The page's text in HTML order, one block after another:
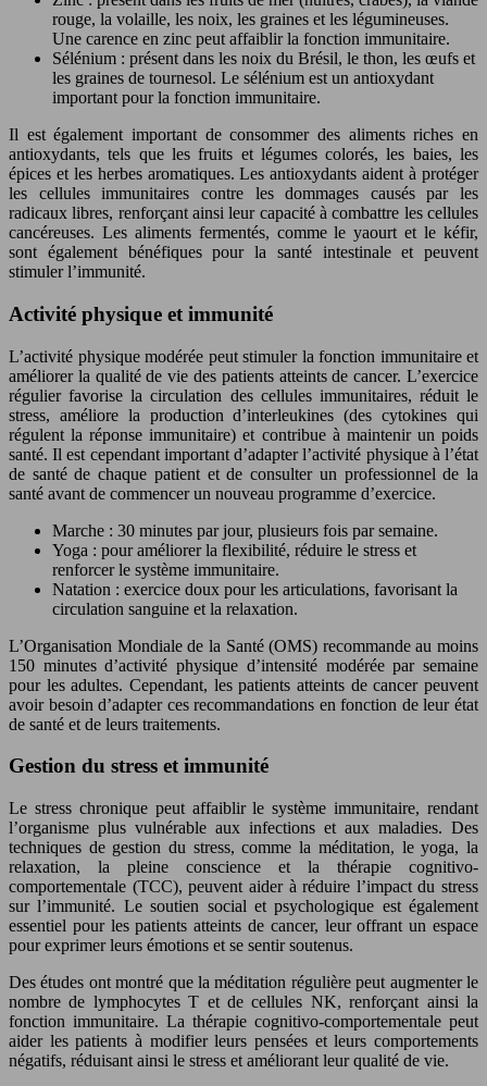
rouge, la volaille, les noix, les graines et les légumineuses.
Une carence en zinc peut affaiblir la fonction immunitaire.
Sélénium : présent dans les noix du Brésil, le thon, les œufs et
les graines de tournesol. Le sélénium est un antioxydant
important pour la fonction immunitaire.
Il est également important de consommer des aliments riches en
antioxydants, tels que les fruits et légumes colorés, les baies, les
épices et les herbes aromatiques. Les antioxydants aident à protéger
les cellules immunitaires contre les dommages causés par les
radicaux libres, renforçant ainsi leur capacité à combattre les cellules
cancéreuses. Les aliments fermentés, comme le yaourt et le kéfir,
sont également bénéfiques pour la santé intestinale et peuvent
stimuler l’immunité.
Activité physique et immunité
L’activité physique modérée peut stimuler la fonction immunitaire et
améliorer la qualité de vie des patients atteints de cancer. L’exercice
régulier favorise la circulation des cellules immunitaires, réduit le
stress, améliore la production d’interleukines (des cytokines qui
régulent la réponse immunitaire) et contribue à maintenir un poids
santé. Il est cependant important d’adapter l’activité physique à l’état
de santé de chaque patient et de consulter un professionnel de la
santé avant de commencer un nouveau programme d’exercice.
Marche : 30 minutes par jour, plusieurs fois par semaine.
Yoga : pour améliorer la flexibilité, réduire le stress et
renforcer le système immunitaire.
Natation : exercice doux pour les articulations, favorisant la
circulation sanguine et la relaxation.
L’Organisation Mondiale de la Santé (OMS) recommande au moins
150 minutes d’activité physique d’intensité modérée par semaine
pour les adultes. Cependant, les patients atteints de cancer peuvent
avoir besoin d’adapter ces recommandations en fonction de leur état
de santé et de leurs traitements.
Gestion du stress et immunité
Le stress chronique peut affaiblir le système immunitaire, rendant
l’organisme plus vulnérable aux infections et aux maladies. Des
techniques de gestion du stress, comme la méditation, le yoga, la
relaxation, la pleine conscience et la thérapie cognitivo-
comportementale (TCC), peuvent aider à réduire l’impact du stress
sur l’immunité. Le soutien social et psychologique est également
essentiel pour les patients atteints de cancer, leur offrant un espace
pour exprimer leurs émotions et se sentir soutenus.
Des études ont montré que la méditation régulière peut augmenter le
nombre de lymphocytes T et de cellules NK, renforçant ainsi la
fonction immunitaire. La thérapie cognitivo-comportementale peut
aider les patients à modifier leurs pensées et leurs comportements
négatifs, réduisant ainsi le stress et améliorant leur qualité de vie.